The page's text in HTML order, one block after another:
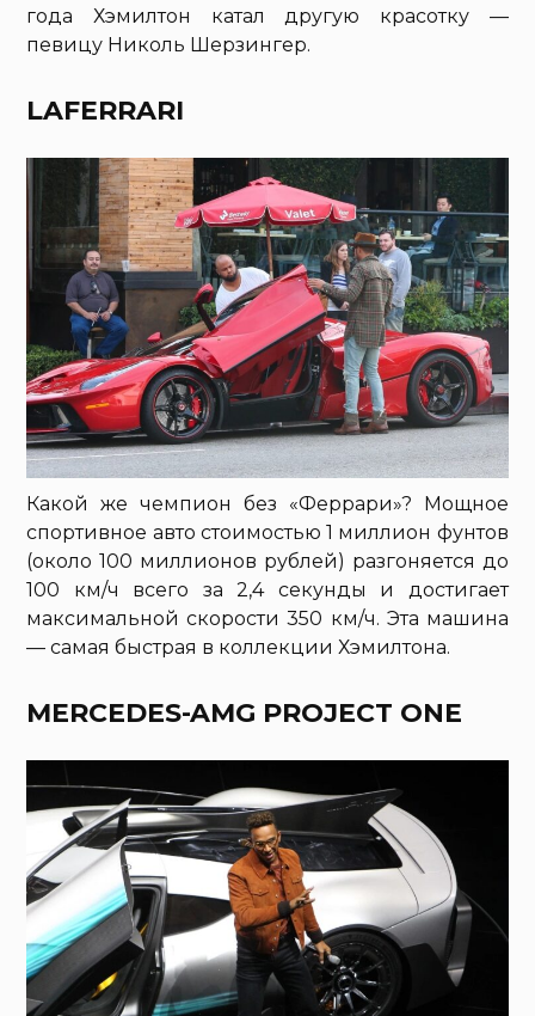
года Хэмилтон катал другую красотку —
певицу Николь Шерзингер.
LAFERRARI
Какой же чемпион без «Феррари»? Мощное
спортивное авто стоимостью 1 миллион фунтов
(около 100 миллионов рублей) разгоняется до
100 км/ч всего за 2,4 секунды и достигает
максимальной скорости 350 км/ч. Эта машина
— самая быстрая в коллекции Хэмилтона.
MERCEDES-AMG PROJECT ONE